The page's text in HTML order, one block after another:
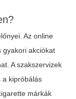
Az online
gyakori akciókat
A szakszervizek
a kipróbálás
márkák